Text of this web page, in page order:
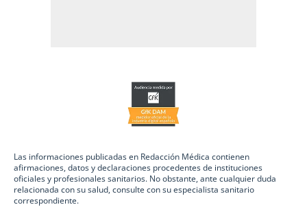
Las informaciones publicadas en Redacción Médica contienen
afirmaciones, datos y declaraciones procedentes de instituciones
oficiales y profesionales sanitarios. No obstante, ante cualquier duda
relacionada con su salud, consulte con su especialista sanitario
correspondiente.